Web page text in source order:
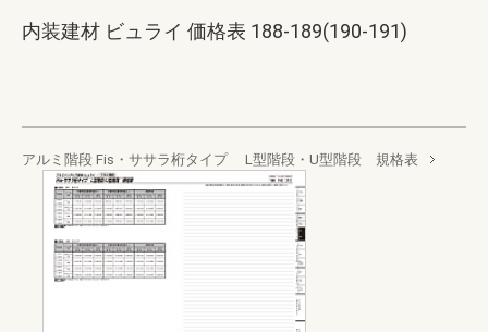
内装建材 ビュライ 価格表 188-189(190-191)
アルミ階段 Fis・ササラ桁タイプ L型階段・U型階段 規格表